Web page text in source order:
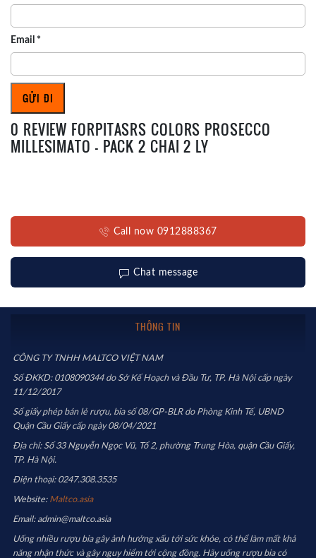
Email *
0 REVIEW FORPITASRS COLORS PROSECCO
MILLESIMATO – PACK 2 CHAI 2 LY
Call now 0912888367
Chat message
THÔNG TIN
CÔNG TY TNHH MALTCO VIỆT NAM
Số ĐKKD: 0108090344 do Sở Kế Hoạch và Đầu Tư, TP. Hà Nội cấp ngày
11/12/2017
Số giấy phép bán lẻ rượu, bia số 08/GP-BLR do Phòng Kinh Tế, UBND
Quận Cầu Giấy cấp ngày 08/04/2021
Địa chỉ: Số 33 Nguyễn Ngọc Vũ, Tổ 2, phường Trung Hòa, quận Cầu Giấy,
TP. Hà Nội.
Điện thoại: 0247.308.3535
Website: Maltco.asia
Email: admin@maltco.asia
Uống nhiều rượu bia gây ảnh hưởng xấu tới sức khỏe, có thể làm mất khả
năng nhận thức và gây nguy hiểm tới cộng đồng. Hãy uống rượu bia có